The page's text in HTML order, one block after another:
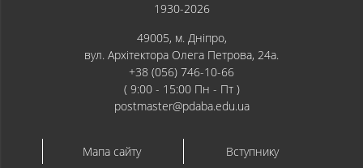
1930-2026
49005, м. Дніпро,
вул. Архітектора Олега Петрова, 24а.
+38 (056) 746-10-66
( 9:00 - 15:00 Пн - Пт )
postmaster@pdaba.edu.ua
Мапа сайту Вступнику